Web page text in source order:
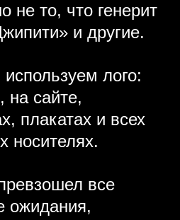
не то, что генерит
и другие.
лого:
на сайте,
плакатах и всех
носителях.
все
ожидания,